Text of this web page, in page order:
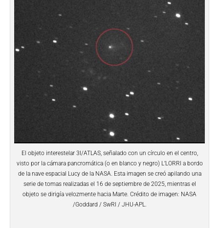
El objeto interestelar 3I/ATLAS, señalado con un círculo en el centro,
visto por la cámara pancromática (o en blanco y negro) L’LORRI a bordo
de la nave espacial Lucy de la NASA. Esta imagen se creó apilando una
serie de tomas realizadas el 16 de septiembre de 2025, mientras el
objeto se dirigía velozmente hacia Marte. Crédito de imagen: NASA
/Goddard / SwRI / JHU-APL.